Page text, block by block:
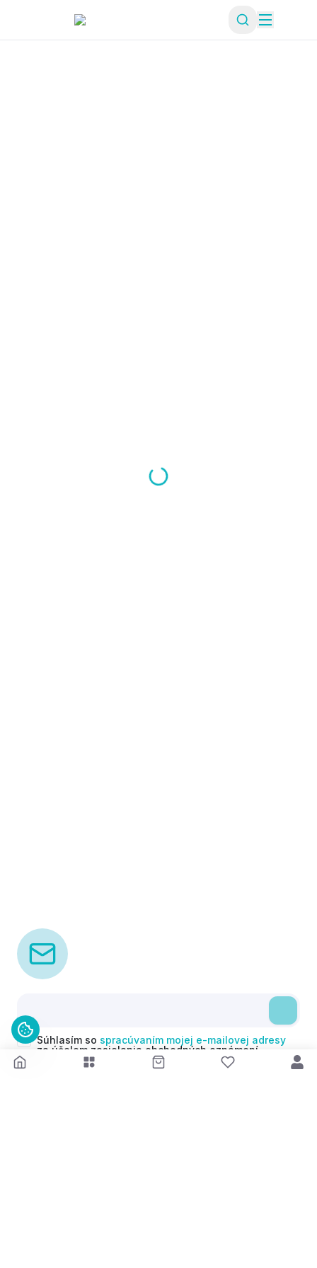
Súhlasím so spracúvaním mojej e-mailovej adresy
za účelom zasielania obchodných oznámení
(newsletterov) v súlade s čl. 6 ods. 1 písm. a)
Nariadenia GDPR. Svoj súhlas môžem kedykoľvek